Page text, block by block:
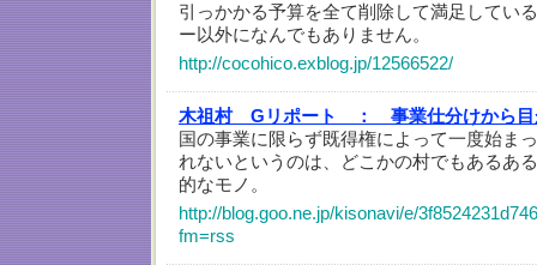
引っかかる予算を全て削除して満足してい
ー以外になんでもありません。
http://cocohico.exblog.jp/12566522/
木祖村 Gリポート ：
事業仕分けから
国の事業に限らず既得権によって一度始ま
れないというのは、どこかの村でもあるあ
的なモノ。
http://blog.goo.ne.jp/kisonavi/e/
fm=rss